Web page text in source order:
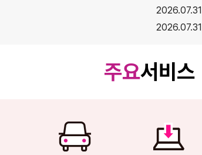
2026 07.31
2026 07.31
주요서비스